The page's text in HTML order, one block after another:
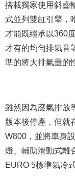
搭載獨家使用斜齒
式並列雙缸引擎，
才能既繼承以360
才有的均勻排氣音
準的將大排氣量的
雖然因為廢氣排放
版本後停產，但就
W800，並將車身
燈、輔助滑動式離
EURO 5標準氣冷